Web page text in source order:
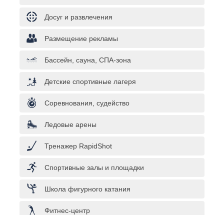
Досуг и развлечения
Размещение рекламы
Бассейн, сауна, СПА-зона
Детские спортивные лагеря
Соревнования, судейство
Ледовые арены
Тренажер RapidShot
Спортивные залы и площадки
Школа фигурного катания
Фитнес-центр